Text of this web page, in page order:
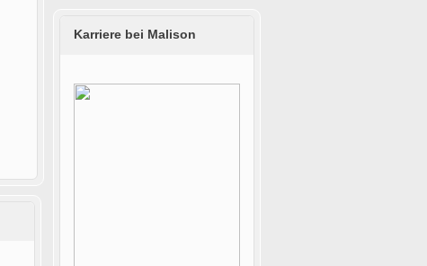
Karriere bei Malison